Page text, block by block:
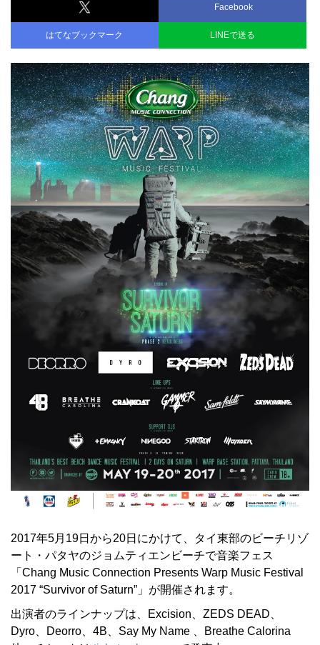
Facebook
はてなブックマーク LINEで送る
2017年5月19日から20日にかけて、タイ東部のビーチリゾ
ート・パタヤのジョムティエンビーチで音楽フェス
「Chang Music Connection Presents Warp Music Festival
2017 “Survivor of Saturn”」が開催されます。
出演者のラインナップは、Excision、ZEDS DEAD、
Dyro、Deorro、4B、Say My Name 、Breathe Calorina